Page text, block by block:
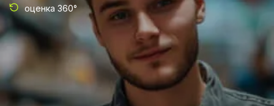
оценка 360°